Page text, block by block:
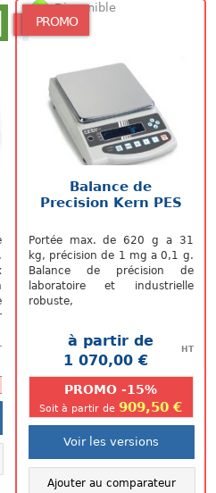
PROMO
Disponible
Balance de
Precision Kern PES
Portée max. de 620 g a 31
kg, précision de 1 mg a 0,1 g.
Balance de précision de
laboratoire et industrielle
robuste,
à partir de
1 070,00 €
HT
PROMO -15%
Soit à partir de909,50 €
Voir les versions
Ajouter au comparateur